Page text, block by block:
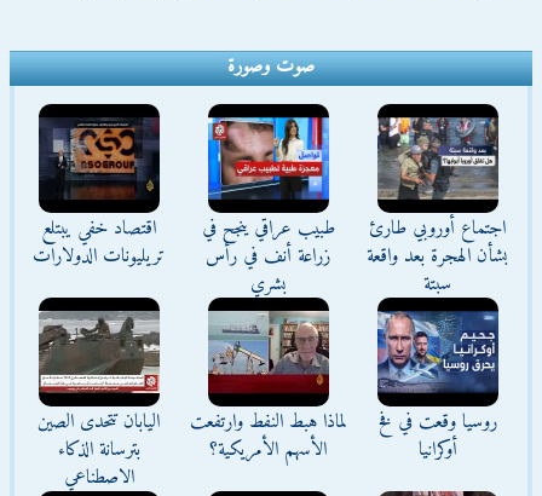
صوت وصورة
اجتماع أوروبي طارئ
بشأن الهجرة بعد واقعة
سبتة
طبيب عراقي ينجح في
زراعة أنف في رأس
بشري
اقتصاد خفي يبتلع
تريليونات الدولارات
روسيا وقعت في فخ
أوكرانيا
لماذا هبط النفط وارتفعت
الأسهم الأمريكية؟
اليابان تتحدى الصين
بترسانة الذكاء
الاصطناعي